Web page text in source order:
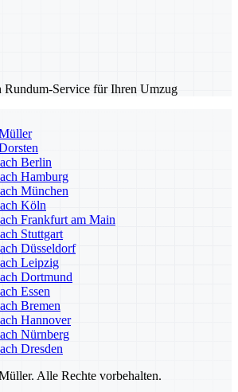
Rundum-Service für Ihren Umzug
Berlin
Hamburg
München
Köln
Frankfurt am Main
Stuttgart
Düsseldorf
Leipzig
Dortmund
Essen
Bremen
Hannover
Nürnberg
Dresden
Alle Rechte vorbehalten.